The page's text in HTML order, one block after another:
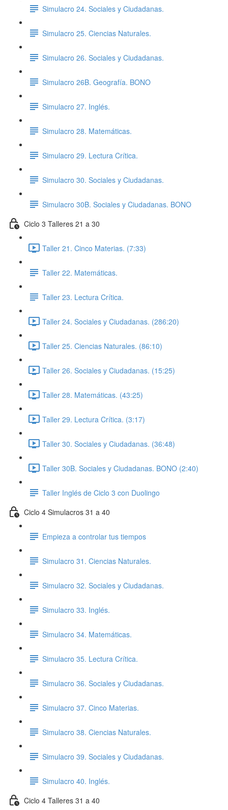
Simulacro 24. Sociales y Ciudadanas.
Simulacro 25. Ciencias Naturales.
Simulacro 26. Sociales y Ciudadanas.
Simulacro 26B. Geografía. BONO
Simulacro 27. Inglés.
Simulacro 28. Matemáticas.
Simulacro 29. Lectura Crítica.
Simulacro 30. Sociales y Ciudadanas.
Simulacro 30B. Sociales y Ciudadanas. BONO
Ciclo 3 Talleres 21 a 30
Taller 21. Cinco Materias. (7:33)
Taller 22. Matemáticas.
Taller 23. Lectura Crítica.
Taller 24. Sociales y Ciudadanas. (286:20)
Taller 25. Ciencias Naturales. (86:10)
Taller 26. Sociales y Ciudadanas. (15:25)
Taller 28. Matemáticas. (43:25)
Taller 29. Lectura Crítica. (3:17)
Taller 30. Sociales y Ciudadanas. (36:48)
Taller 30B. Sociales y Ciudadanas. BONO (2:40)
Taller Inglés de Ciclo 3 con Duolingo
Ciclo 4 Simulacros 31 a 40
Empieza a controlar tus tiempos
Simulacro 31. Ciencias Naturales.
Simulacro 32. Sociales y Ciudadanas.
Simulacro 33. Inglés.
Simulacro 34. Matemáticas.
Simulacro 35. Lectura Crítica.
Simulacro 36. Sociales y Ciudadanas.
Simulacro 37. Cinco Materias.
Simulacro 38. Ciencias Naturales.
Simulacro 39. Sociales y Ciudadanas.
Simulacro 40. Inglés.
Ciclo 4 Talleres 31 a 40